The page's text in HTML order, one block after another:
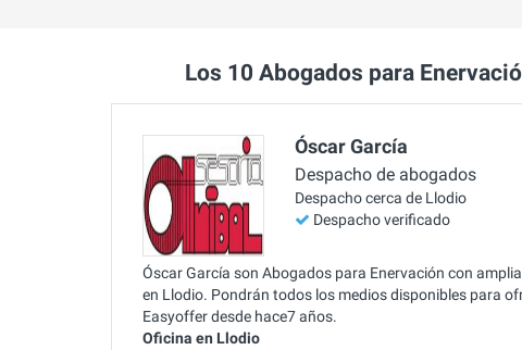
Los 10 Abogados para
Óscar García
Despacho de abogados
Despacho cerca de Llodio
Despacho verificado
Óscar García son Abogados para Enervación con
en Llodio. Pondrán todos los medios disponibles para
Easyoffer desde hace7 años.
Oficina en Llodio